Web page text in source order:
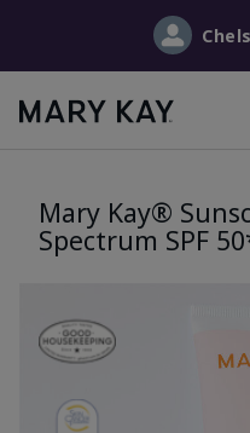
Mary Kay®
Spectrum SPF